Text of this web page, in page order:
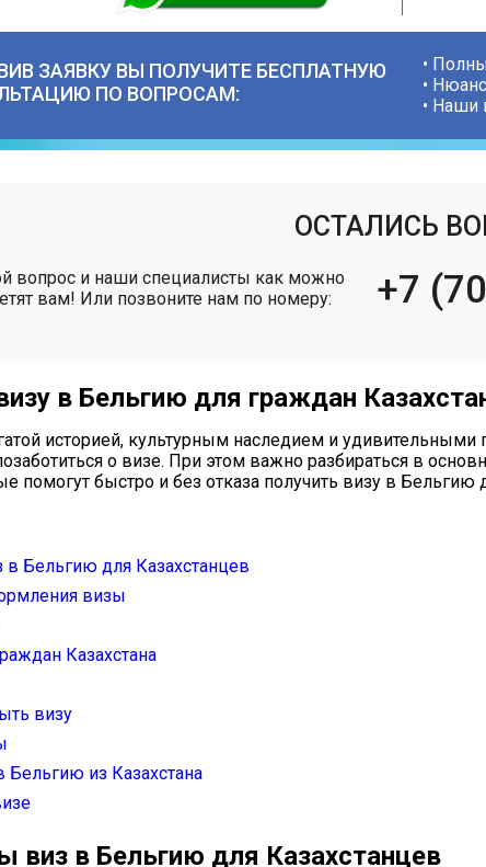
ЗАЯВКУ ВЫ ПОЛУЧИТЕ БЕСПЛАТНУЮ
ПО ВОПРОСАМ:
•
•
• Наши
ОСТАЛИСЬ
вопрос и наши специалисты как можно
вам! Или позвоните нам по номеру:
+7
в Бельгию для граждан
историей, культурным наследием и
о визе. При этом важно разбираться в
помогут быстро и без отказа получить визу в Бельгию
Бельгию для Казахстанцев
визы
Казахстана
визу
Бельгию из Казахстана
виз в Бельгию для Казахстанцев